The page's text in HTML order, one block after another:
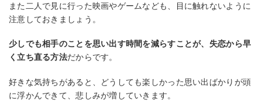
また二人で見に行った映画やゲームなども、目に触れないように
注意しておきましょう。
少しでも相手のことを思い出す時間を減らすことが、失恋から早
く立ち直る方法だからです。
好きな気持ちがあると、どうしても楽しかった思い出ばかりが頭
に浮かんできて、悲しみが増していきます。